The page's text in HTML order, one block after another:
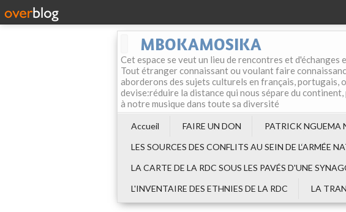
MBOKAMOSIKA
Cet espace se veut un lieu de rencontres et
Tout étranger connaissant ou voulant faire
aborderons des sujets culturels en français, portugais,
devise:réduire la distance qui nous sépare du
à notre musique dans toute sa diversité
Accueil FAIRE UN DON
PATRICK NGUEMA
LES SOURCES DES CONFLITS AU SEIN DE L‘ARMÉE
LA CARTE DE LA RDC SOUS LES PAVÉS D'UNE
L'INVENTAIRE DES ETHNIES DE LA RDC
LA